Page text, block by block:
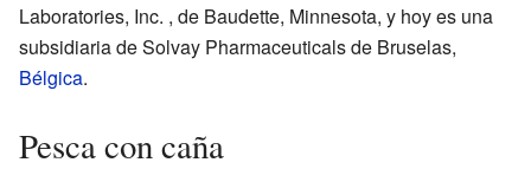
Laboratories, Inc. , de Baudette, Minnesota, y hoy es una
subsidiaria de Solvay Pharmaceuticals de Bruselas,
Bélgica.
Pesca con caña